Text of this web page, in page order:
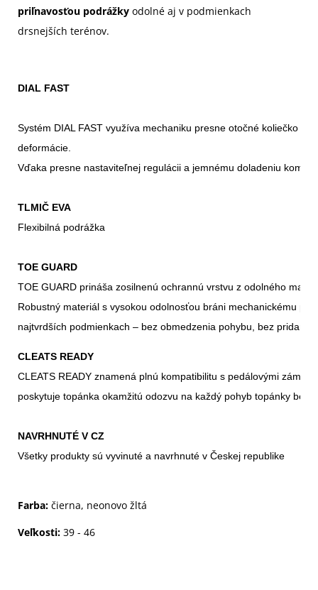
priľnavosťou podrážky odolné aj v podmienkach
drsnejších terénov.
DIAL FAST
Systém DIAL FAST využíva mechaniku presne otočné koliečko
deformácie.
TLMIČ EVA
TOE GUARD
TOE GUARD prináša zosilnenú ochrannú vrstvu z odolného
Robustný materiál s vysokou odolnosťou bráni mechanickému
najtvrdších podmienkach – bez obmedzenia pohybu, bez pridania
CLEATS READY
CLEATS READY znamená plnú kompatibilitu s pedálovými
poskytuje topánka okamžitú odozvu na každý pohyb topánky bez
NAVRHNUTÉ V CZ
Všetky produkty sú vyvinuté a navrhnuté v Českej republike
Farba: čierna, neonovo žltá
Veľkosti: 39 - 46